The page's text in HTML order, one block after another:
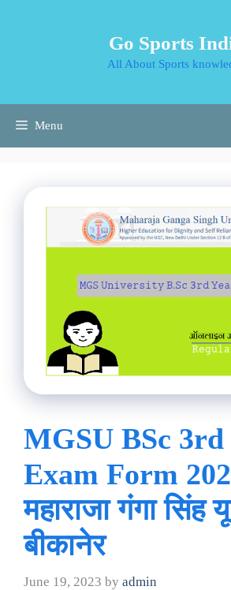
Go Sports
All About Sports
Menu
MGSU BSc 3rd
Exam Form
महाराजा गंगा सिंह
बीकानेर
June 19, 2023 by admin